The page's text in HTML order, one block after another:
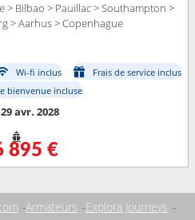
> Bilbao > Pauillac > Southampton >
> Aarhus > Copenhague
Wi-fi inclus
Frais de service inclus
bienvenue incluse
avr. 2028
895 €
Armateurs Explora Journeys